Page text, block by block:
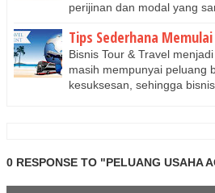
perijinan dan modal yang
Tips Sederhana
Bisnis Tour & Travel
masih mempunyai peluang
kesuksesan, sehingga
0 RESPONSE TO "PELUANG USAHA